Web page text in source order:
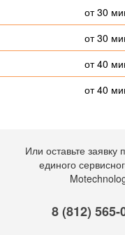
от 30
от 30
от 40
от 40
Или оставьте заявку
единого
8 (812) 565-